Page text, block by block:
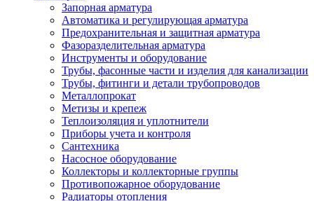
Запорная арматура
Автоматика и регулирующая арматура
Предохранительная и защитная арматура
Фазоразделительная арматура
Инструменты и оборудование
Трубы, фасонные части и изделия для канализации
Трубы, фитинги и детали трубопроводов
Металлопрокат
Метизы и крепеж
Теплоизоляция и уплотнители
Приборы учета и контроля
Сантехника
Насосное оборудование
Коллекторы и коллекторные группы
Противопожарное оборудование
Радиаторы отопления